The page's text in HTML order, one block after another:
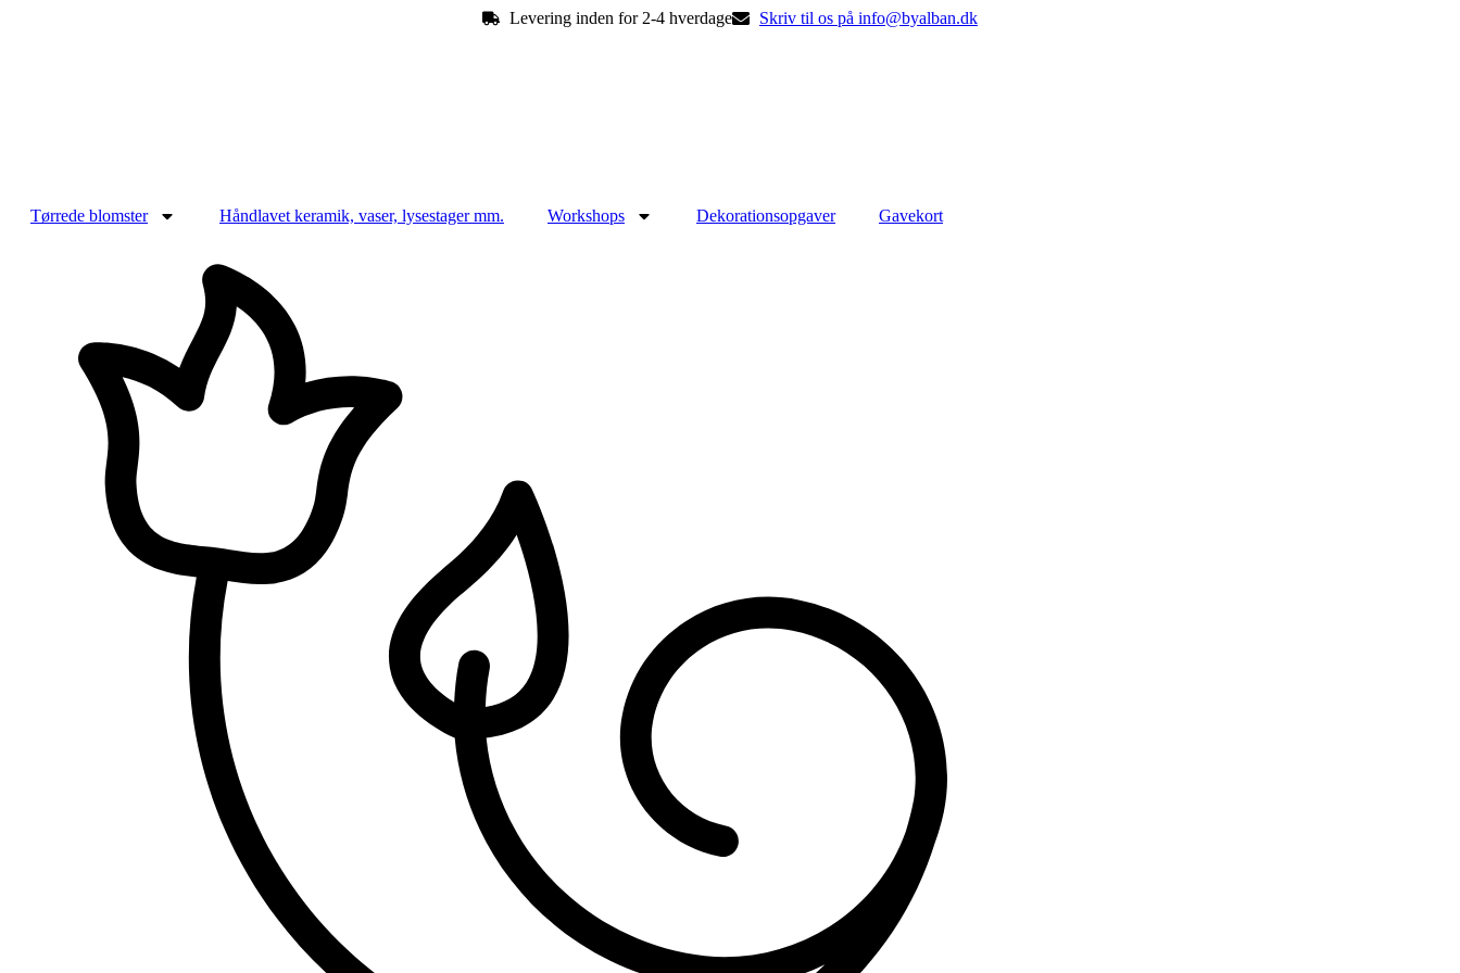
Levering inden for 2-4 hverdage Skriv til os på info@byalban.dk
Tørrede blomster Håndlavet keramik, vaser, lysestager mm. Workshops Dekorationsopgaver Gavekort